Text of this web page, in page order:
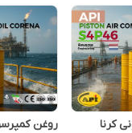
کرنا
روغن